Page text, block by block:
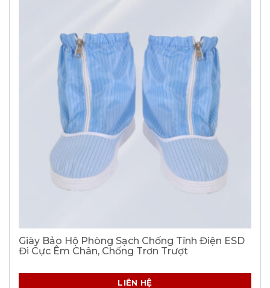
Giày Bảo Hộ Phòng Sạch Chống Tĩnh Điện ESD
Đi Cực Êm Chân, Chống Trơn Trượt
LIÊN HỆ